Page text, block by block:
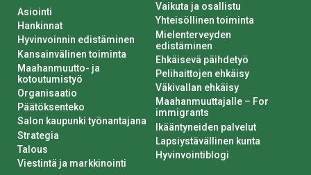
Asiointi
Hankinnat
Hyvinvoinnin edistäminen
Kansainvälinen toiminta
Maahanmuutto- ja
kotoutumistyö
Organisaatio
Päätöksenteko
Salon kaupunki työnantajana
Strategia
Talous
Viestintä ja markkinointi
Vaikuta ja osallistu
Yhteisöllinen toiminta
Mielenterveyden
edistäminen
Ehkäisevä päihdetyö
Pelihaittojen ehkäisy
Väkivallan ehkäisy
Maahanmuuttajalle – For
immigrants
Ikääntyneiden palvelut
Lapsiystävällinen kunta
Hyvinvointiblogi